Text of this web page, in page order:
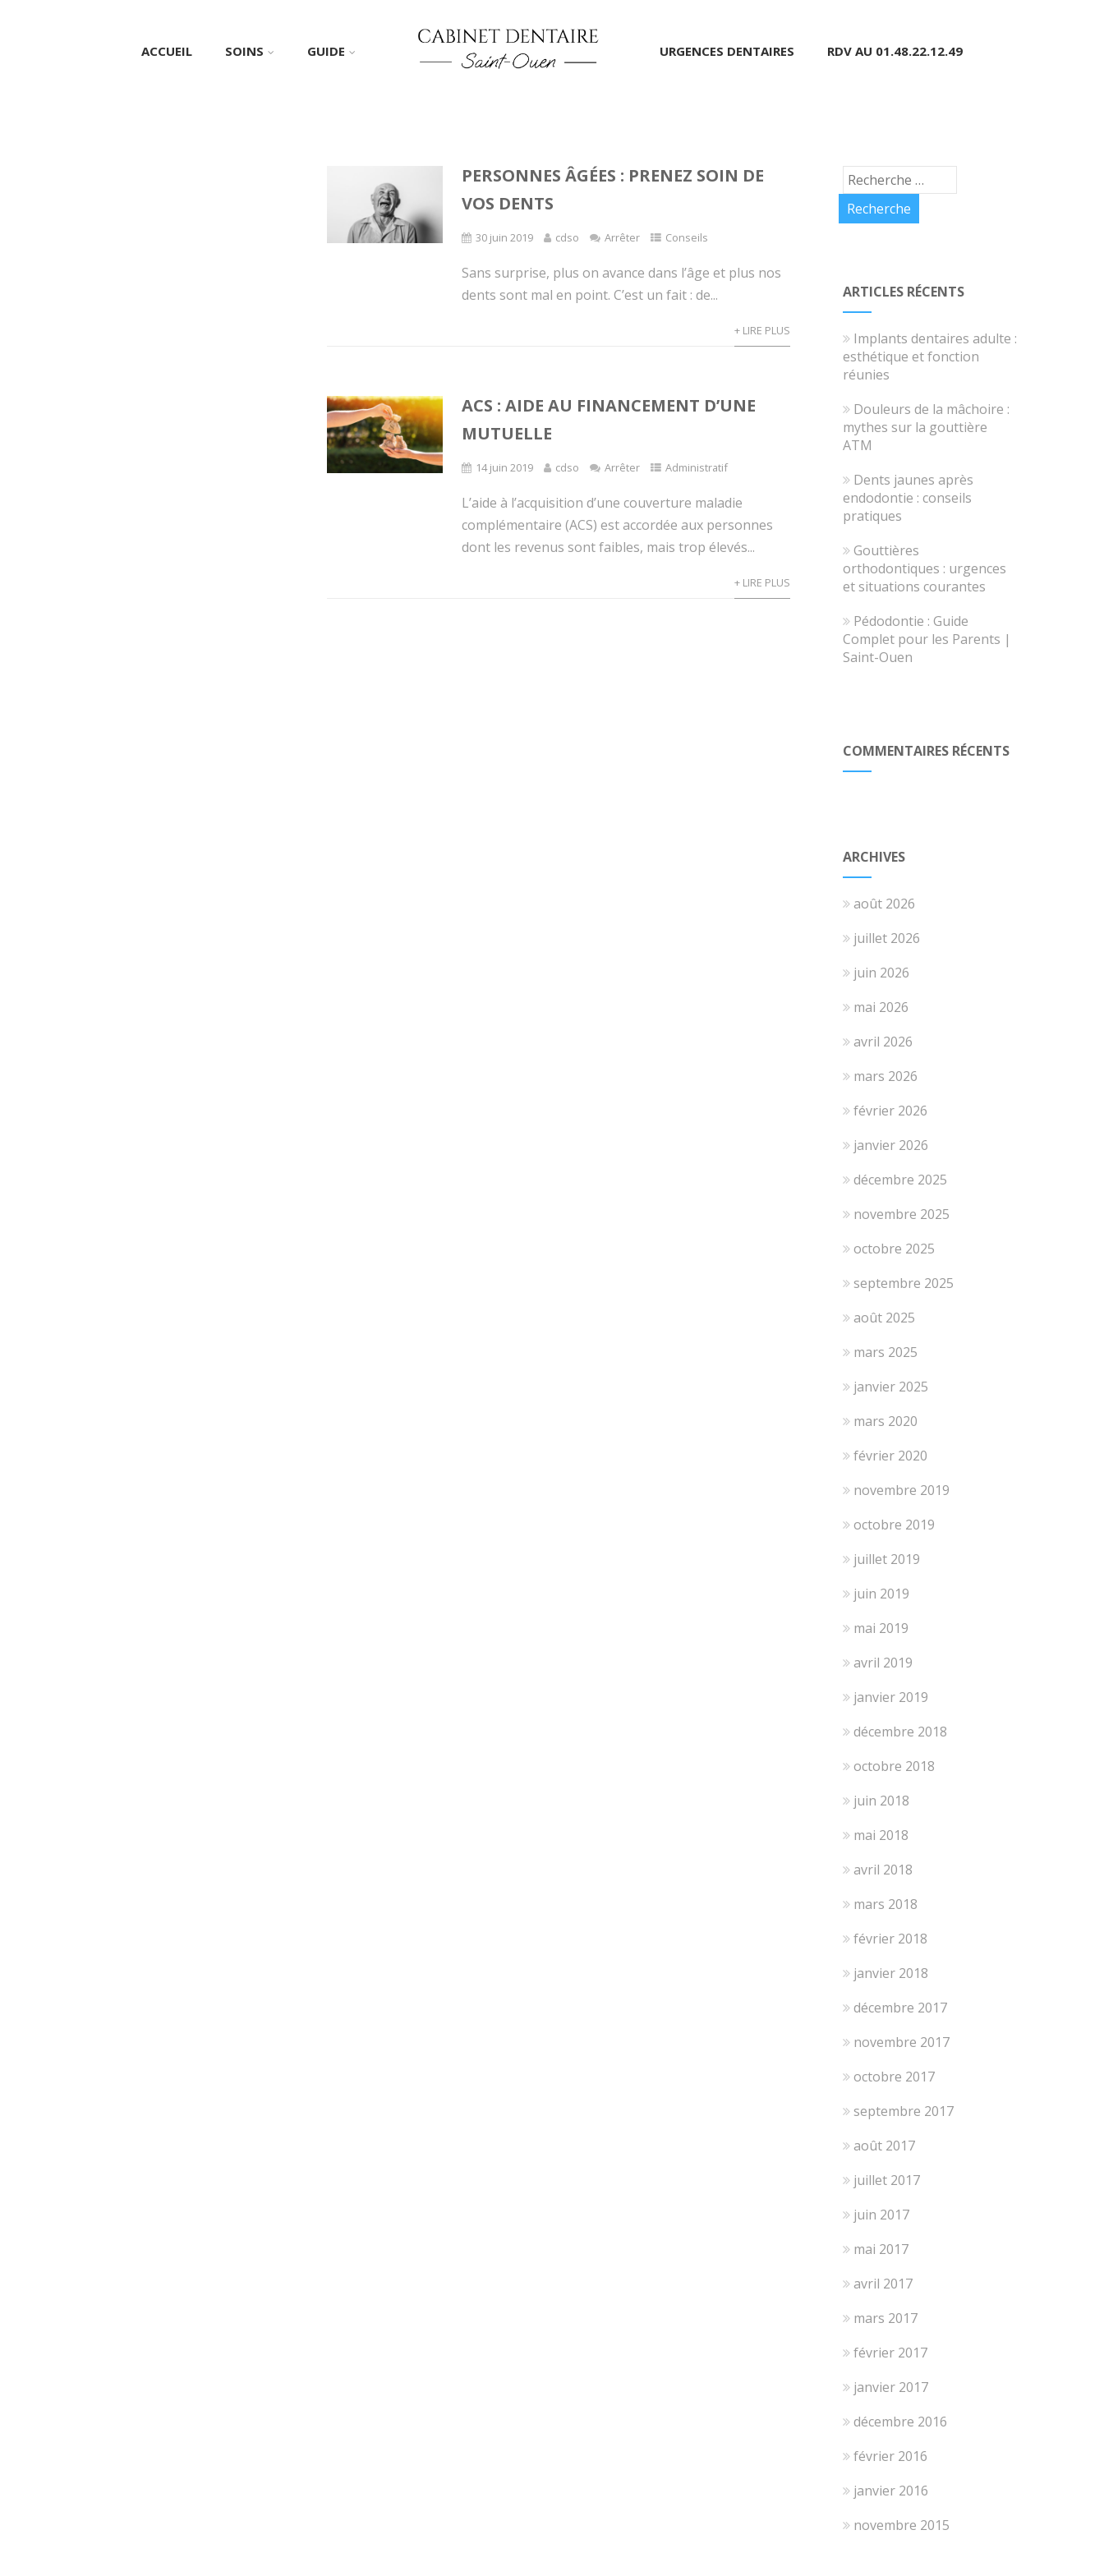
ACCUEIL SOINS GUIDE URGENCES DENTAIRES RDV AU 01.48.22.12.49
PERSONNES ÂGÉES : PRENEZ SOIN DE
VOS DENTS
30 juin 2019 cdso Arrêter Conseils
Sans surprise, plus on avance dans l’âge et plus nos
dents sont mal en point. C’est un fait : de...
+ LIRE PLUS
ACS : AIDE AU FINANCEMENT D’UNE
MUTUELLE
14 juin 2019 cdso Arrêter Administratif
L’aide à l’acquisition d’une couverture maladie
complémentaire (ACS) est accordée aux personnes
dont les revenus sont faibles, mais trop élevés...
+ LIRE PLUS
ARTICLES RÉCENTS
Implants dentaires adulte :
esthétique et fonction
réunies
Douleurs de la mâchoire :
mythes sur la gouttière
ATM
Dents jaunes après
endodontie : conseils
pratiques
Gouttières
orthodontiques : urgences
et situations courantes
Pédodontie : Guide
Complet pour les Parents |
Saint-Ouen
COMMENTAIRES RÉCENTS
ARCHIVES
août 2026
juillet 2026
juin 2026
mai 2026
avril 2026
mars 2026
février 2026
janvier 2026
décembre 2025
novembre 2025
octobre 2025
septembre 2025
août 2025
mars 2025
janvier 2025
mars 2020
février 2020
novembre 2019
octobre 2019
juillet 2019
juin 2019
mai 2019
avril 2019
janvier 2019
décembre 2018
octobre 2018
juin 2018
mai 2018
avril 2018
mars 2018
février 2018
janvier 2018
décembre 2017
novembre 2017
octobre 2017
septembre 2017
août 2017
juillet 2017
juin 2017
mai 2017
avril 2017
mars 2017
février 2017
janvier 2017
décembre 2016
février 2016
janvier 2016
novembre 2015